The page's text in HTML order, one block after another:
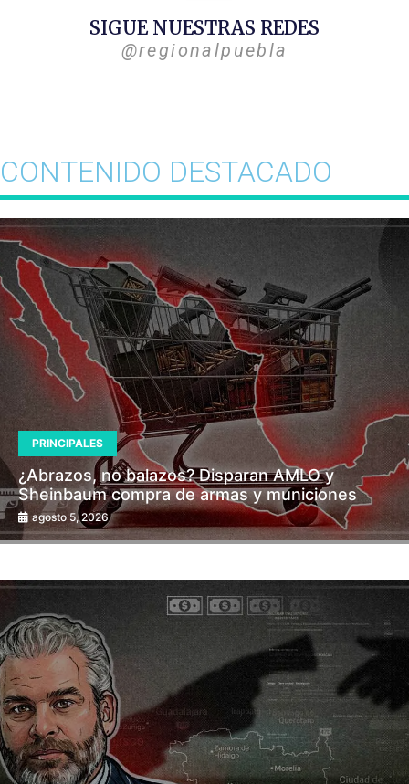
SIGUE NUESTRAS REDES
@regionalpuebla
CONTENIDO DESTACADO
PRINCIPALES
¿Abrazos, no balazos? Disparan AMLO y
Sheinbaum compra de armas y municiones
agosto 5, 2026